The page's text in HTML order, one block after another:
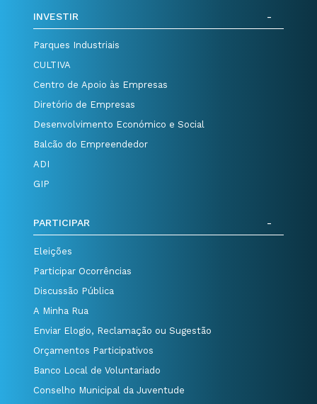
INVESTIR
Parques Industriais
CULTIVA
Centro de Apoio às Empresas
Diretório de Empresas
Desenvolvimento Económico e Social
Balcão do Empreendedor
ADI
GIP
PARTICIPAR
Eleições
Participar Ocorrências
Discussão Pública
A Minha Rua
Enviar Elogio, Reclamação ou Sugestão
Orçamentos Participativos
Banco Local de Voluntariado
Conselho Municipal da Juventude